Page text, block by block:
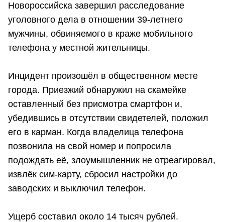
Новороссийска завершил расследование
уголовного дела в отношении 39-летнего
мужчины, обвиняемого в краже мобильного
телефона у местной жительницы.
Инцидент произошёл в общественном месте
города. Приезжий обнаружил на скамейке
оставленный без присмотра смартфон и,
убедившись в отсутствии свидетелей, положил
его в карман. Когда владелица телефона
позвонила на свой номер и попросила
подождать её, злоумышленник не отреагировал,
извлёк сим-карту, сбросил настройки до
заводских и выключил телефон.
Ущерб составил около 14 тысяч рублей.